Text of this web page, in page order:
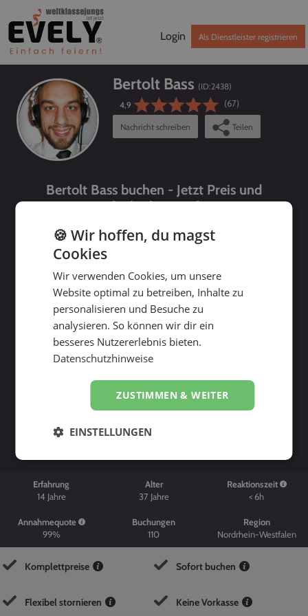
Login Als Dienstleister registrieren
Bertolt Bass (ID:2438)
4,9
(67)
Nachricht schreiben Teilen
Bertolt Bass buchen - Jetzt Preis und
Verfügbarkeit prüfen!
bis
Erfahrung
14 Jahre
Alter
37 Jahre
Reaktionszeit
< 6h
Annahmequote
99%
Buchungen
110
Region
Nordrhein-Westfalen
Komplettpreise Sofort buchen
Flexibel stornieren Keine Vorkasse
🍪 Wir hoffen, du magst
Cookies
Wir verwenden Cookies, um unsere
Website optimal zu betreiben, Inhalte zu
personalisieren und Besuche zu
analysieren. So können wir dir ein
besseres Nutzererlebnis bieten.
Datenschutzhinweise
ZUSTIMMEN & WEITER
EINSTELLUNGEN